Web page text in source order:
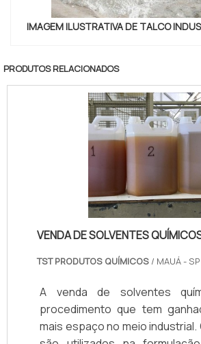
IMAGEM ILUSTRATIVA DE TALCO
PRODUTOS RELACIONADOS
VENDA DE SOLVENTES
TST PRODUTOS QUÍMICOS / MAUÁ - SP
A venda de solventes
procedimento que tem
mais espaço no meio